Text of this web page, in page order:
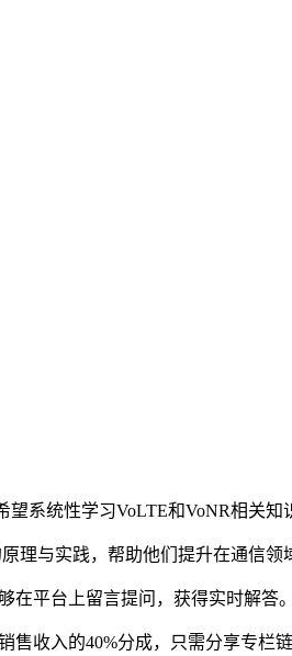
系统性学习VoLTE和VoNR相关知
理与实践，帮助他们提升在通信领
在平台上留言提问，获得实时解答。
售收入的40%分成，只需分享专栏链